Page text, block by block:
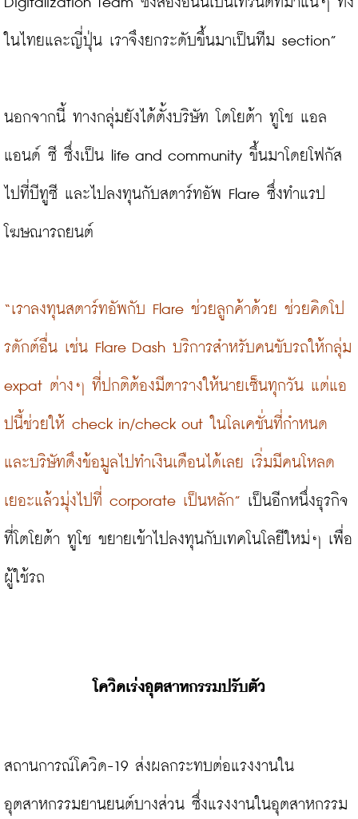
ในไทยและญี่ปุ่น เราจึงยกระดับขึ้นมาเป็นทีม section”
นอกจากนี้ ทางกลุ่มยังได้ตั้งบริษัท โตโยต้า ทูโช แอล
แอนด์ ซี ซึ่งเป็น life and community ขึ้นมาโดยโฟกัส
ไปที่บีทูซี และไปลงทุนกับสตาร์ทอัพ Flare ซึ่งทำแรป
โฆษณารถยนต์
“เราลงทุนสตาร์ทอัพกับ Flare ช่วยลูกค้าด้วย ช่วยคิดโป
รดักต์อื่น เช่น Flare Dash บริการสำหรับคนขับรถให้กลุ่ม
expat ต่างๆ ที่ปกติต้องมีตารางให้นายเซ็นทุกวัน แต่แอ
ปนี้ช่วยให้ check in/check out ในโลเคชั่นที่กำหนด
และบริษัทดึงข้อมูลไปทำเงินเดือนได้เลย เริ่มมีคนโหลด
เยอะแล้วมุ่งไปที่ corporate เป็นหลัก” เป็นอีกหนึ่งธุรกิจ
ที่โตโยต้า ทูโช ขยายเข้าไปลงทุนกับเทคโนโลยีใหม่ๆ เพื่อ
ผู้ใช้รถ
โควิดเร่งอุตสาหกรรมปรับตัว
สถานการณ์โควิด-19 ส่งผลกระทบต่อแรงงานใน
อุตสาหกรรมยานยนต์บางส่วน ซึ่งแรงงานในอุตสาหกรรม